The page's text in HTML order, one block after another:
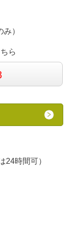
）
ら
24時間可）